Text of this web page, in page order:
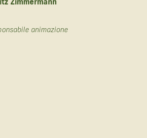
Zimmermann
animazione